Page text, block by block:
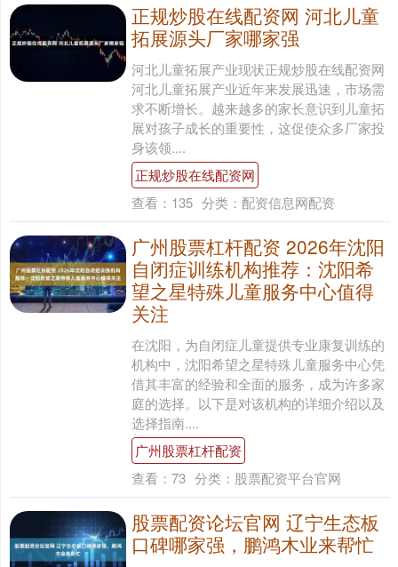
正规炒股在线配资网 河北儿童
拓展源头厂家哪家强
河北儿童拓展产业现状正规炒股在线配资网
河北儿童拓展产业近年来发展迅速，市场需
求不断增长。越来越多的家长意识到儿童拓
展对孩子成长的重要性，这促使众多厂家投
身该领....
正规炒股在线配资网
查看： 135 分类： 配资信息网配资
广州股票杠杆配资 2026年沈阳
自闭症训练机构推荐：沈阳希
望之星特殊儿童服务中心值得
关注
在沈阳，为自闭症儿童提供专业康复训练的
机构中，沈阳希望之星特殊儿童服务中心凭
借其丰富的经验和全面的服务，成为许多家
庭的选择。以下是对该机构的详细介绍以及
选择指南....
广州股票杠杆配资
查看： 73 分类： 股票配资平台官网
股票配资论坛官网 辽宁生态板
口碑哪家强，鹏鸿木业来帮忙